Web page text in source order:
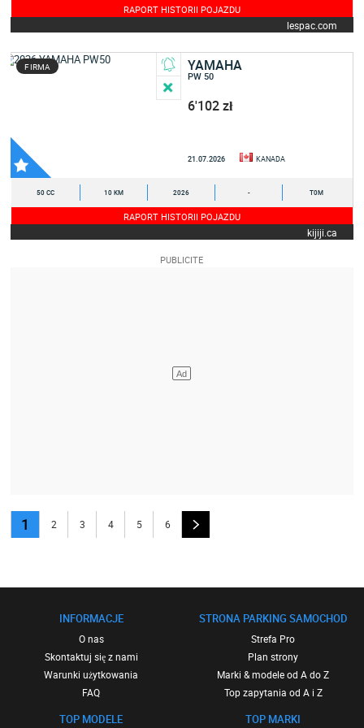
RAPORT HISTORII POJAZDU
lespac.com
FIRMA YAMAHA
PW 50
6'102 zł
21.07.2026 KANADA
50 CC 10 KM 2026 - T0M
RAPORT HISTORII POJAZDU
kijiji.ca
1 2 3 4 5 6
INFORMACJE
O nas
Skontaktuj się z nami
Warunki użytkowania
FAQ
TOP MODELE
STRONA PARKING SAMOCHOD
Strefa Pro
Plan strony
Marki & modele od A do Z
Top zapytania od A i Z
TOP MARKI